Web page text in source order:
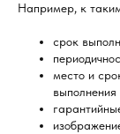
Например, к
срок
место и
выполнения